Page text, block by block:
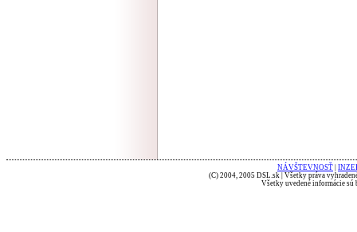
NÁVŠTEVNOSŤ
(C) 2004, 2005 DSL.sk | Všetky práva
Všetky uvedené informácie sú